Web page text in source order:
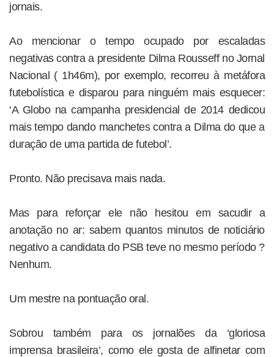
jornais.
Ao mencionar o tempo ocupado por escaladas
negativas contra a presidente Dilma Rousseff no Jornal
Nacional ( 1h46m), por exemplo, recorreu à metáfora
futebolística e disparou para ninguém mais esquecer:
‘A Globo na campanha presidencial de 2014 dedicou
mais tempo dando manchetes contra a Dilma do que a
duração de uma partida de futebol’.
Pronto. Não precisava mais nada.
Mas para reforçar ele não hesitou em sacudir a
anotação no ar: sabem quantos minutos de noticiário
negativo a candidata do PSB teve no mesmo período ?
Nenhum.
Um mestre na pontuação oral.
Sobrou também para os jornalões da ‘gloriosa
imprensa brasileira’, como ele gosta de alfinetar com